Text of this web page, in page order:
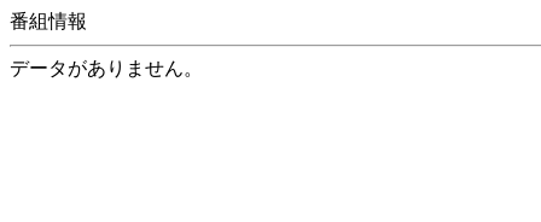
番組情報
データがありません。